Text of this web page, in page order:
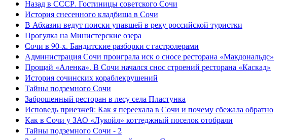
Назад в СССР. Гостиницы советского Сочи
История снесенного кладбища в Сочи
В Абхазии ведут поиски упавшей в реку российской туристки
Прогулка на Министерские озера
Сочи в 90-х. Бандитские разборки с гастролерами
Администрация Сочи проиграла иск о сносе ресторана «Макдональдс»
Прощай «Аленка». В Сочи начался снос строений ресторана «Каскад»
История сочинских кораблекрушений
Тайны подземного Сочи
Заброшенный ресторан в лесу села Пластунка
Исповедь приезжей: Как я переехала в Сочи и почему сбежала обратно
Как в Сочи у ЗАО «Лукойл» коттеджный поселок отобрали
Тайны подземного Сочи - 2